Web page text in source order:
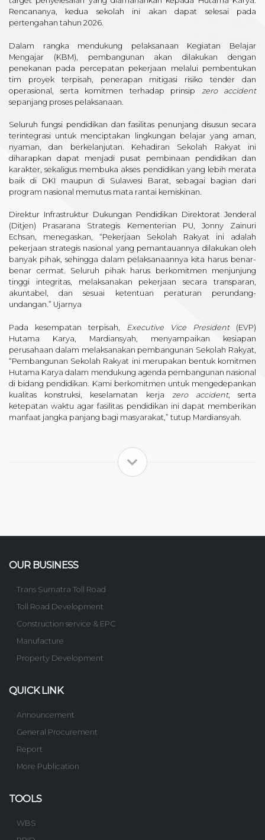
Rencananya, kedua sekolah ini akan dapat selesai pada
pertengahan tahun 2026.
Dalam rangka mendukung pelaksanaan Kegiatan Belajar
Mengajar (KBM), pembangunan akan dilakukan dengan
penekanan pada percepatan pekerjaan melalui pembentukan
tim proyek terpisah, penerapan mitigasi risiko tender dan
operasional, serta komitmen terhadap prinsip zero accident
sepanjang proses pelaksanaan.
Seluruh fungsi pendidikan dan fasilitas penunjang disusun secara
terintegrasi untuk menciptakan lingkungan belajar yang aman,
nyaman, dan berkelanjutan. Kehadiran Sekolah Rakyat ini
diharapkan dapat menjadi pusat pembinaan pendidikan dan
karakter, sekaligus membuka akses pendidikan yang lebih merata
baik di DKI maupun di Sulawesi Barat, sebagai bagian dari
program nasional memutus mata rantai kemiskinan.
Direktur Infrastruktur Dukungan Pendidikan Direktorat Jenderal
(Ditjen) Prasarana Strategis Kementerian PU, Jonny Zainuri
Echsan, menegaskan, “Pekerjaan Sekolah Rakyat ini adalah
pekerjaan strategis nasional yang pemantauannya dilakukan oleh
banyak pihak, sehingga dalam pelaksanaannya kita harus benar-
benar cermat. Seluruh pihak harus berkomitmen menjunjung
tinggi integritas, melaksanakan pekerjaan secara transparan,
akuntabel, dan sesuai ketentuan peraturan perundang-
undangan.” Ujarnya
Pada kesempatan terpisah, Executive Vice President(EVP)
Hutama Karya, Mardiansyah, menyampaikan kesiapan
perusahaan dalam melaksanakan pembangunan Sekolah Rakyat,
“Pembangunan Sekolah Rakyat ini merupakan bentuk komitmen
Hutama Karya dalam mendukung agenda pembangunan nasional
di bidang pendidikan. Kami berkomitmen untuk mengedepankan
kualitas konstruksi, keselamatan kerja zero accident, serta
ketepatan waktu agar fasilitas pendidikan ini dapat memberikan
manfaat jangka panjang bagi masyarakat,” tutup Mardiansyah.
OUR BUSINESS
Trans Sumatra Toll Road
Toll Road Development
Construction service & EPC
Manufacture
Property Development
QUICK LINK
Announcement
General Procurement
Report
More Publication
TOOLS
WBS